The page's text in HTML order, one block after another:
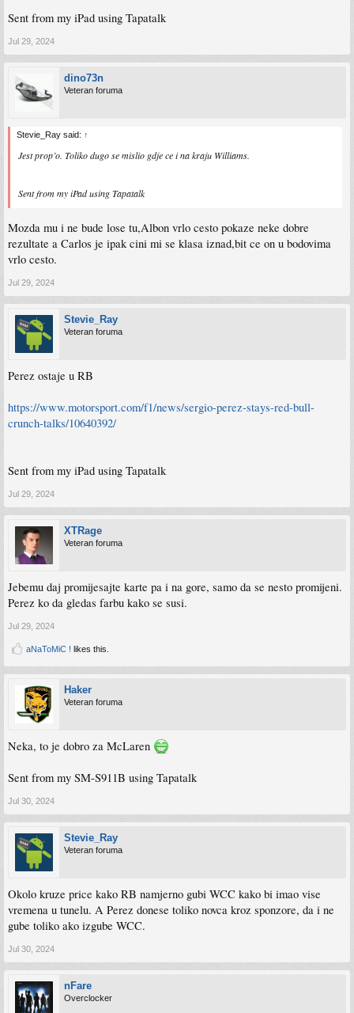
Sent from my iPad using Tapatalk
Jul 29, 2024
dino73n
Veteran foruma
Stevie_Ray said: ↑
Jest prop’o. Toliko dugo se mislio gdje ce i na kraju Williams.
Sent from my iPad using Tapatalk
Mozda mu i ne bude lose tu,Albon vrlo cesto pokaze neke dobre
rezultate a Carlos je ipak cini mi se klasa iznad,bit ce on u bodovima
vrlo cesto.
Jul 29, 2024
Stevie_Ray
Veteran foruma
Perez ostaje u RB
https://www.motorsport.com/f1/news/sergio-perez-stays-red-bull-
crunch-talks/10640392/
Sent from my iPad using Tapatalk
Jul 29, 2024
XTRage
Veteran foruma
Jebemu daj promijesajte karte pa i na gore, samo da se nesto promijeni.
Perez ko da gledas farbu kako se susi.
Jul 29, 2024
aNaToMiC ! likes this.
Haker
Veteran foruma
Neka, to je dobro za McLaren
Sent from my SM-S911B using Tapatalk
Jul 30, 2024
Stevie_Ray
Veteran foruma
Okolo kruze price kako RB namjerno gubi WCC kako bi imao vise
vremena u tunelu. A Perez donese toliko novca kroz sponzore, da i ne
gube toliko ako izgube WCC.
Jul 30, 2024
nFare
Overclocker